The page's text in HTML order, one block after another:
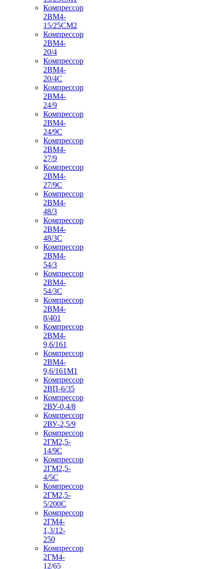
Компрессор
2ВМ4-
15/25СМ2
Компрессор
2ВМ4-
20/4
Компрессор
2ВМ4-
20/4С
Компрессор
2ВМ4-
24/9
Компрессор
2ВМ4-
24/9С
Компрессор
2ВМ4-
27/9
Компрессор
2ВМ4-
27/9С
Компрессор
2ВМ4-
48/3
Компрессор
2ВМ4-
48/3С
Компрессор
2ВМ4-
54/3
Компрессор
2ВМ4-
54/3С
Компрессор
2ВМ4-
8/401
Компрессор
2ВМ4-
9,6/161
Компрессор
2ВМ4-
9,6/161М1
Компрессор
2ВП-6/35
Компрессор
2ВУ-0,4/8
Компрессор
2ВУ-2,5/9
Компрессор
2ГМ2,5-
14/9С
Компрессор
2ГМ2,5-
4/5С
Компрессор
2ГМ2,5-
5/200С
Компрессор
2ГМ4-
1,3/12-
250
Компрессор
2ГМ4-
12/65